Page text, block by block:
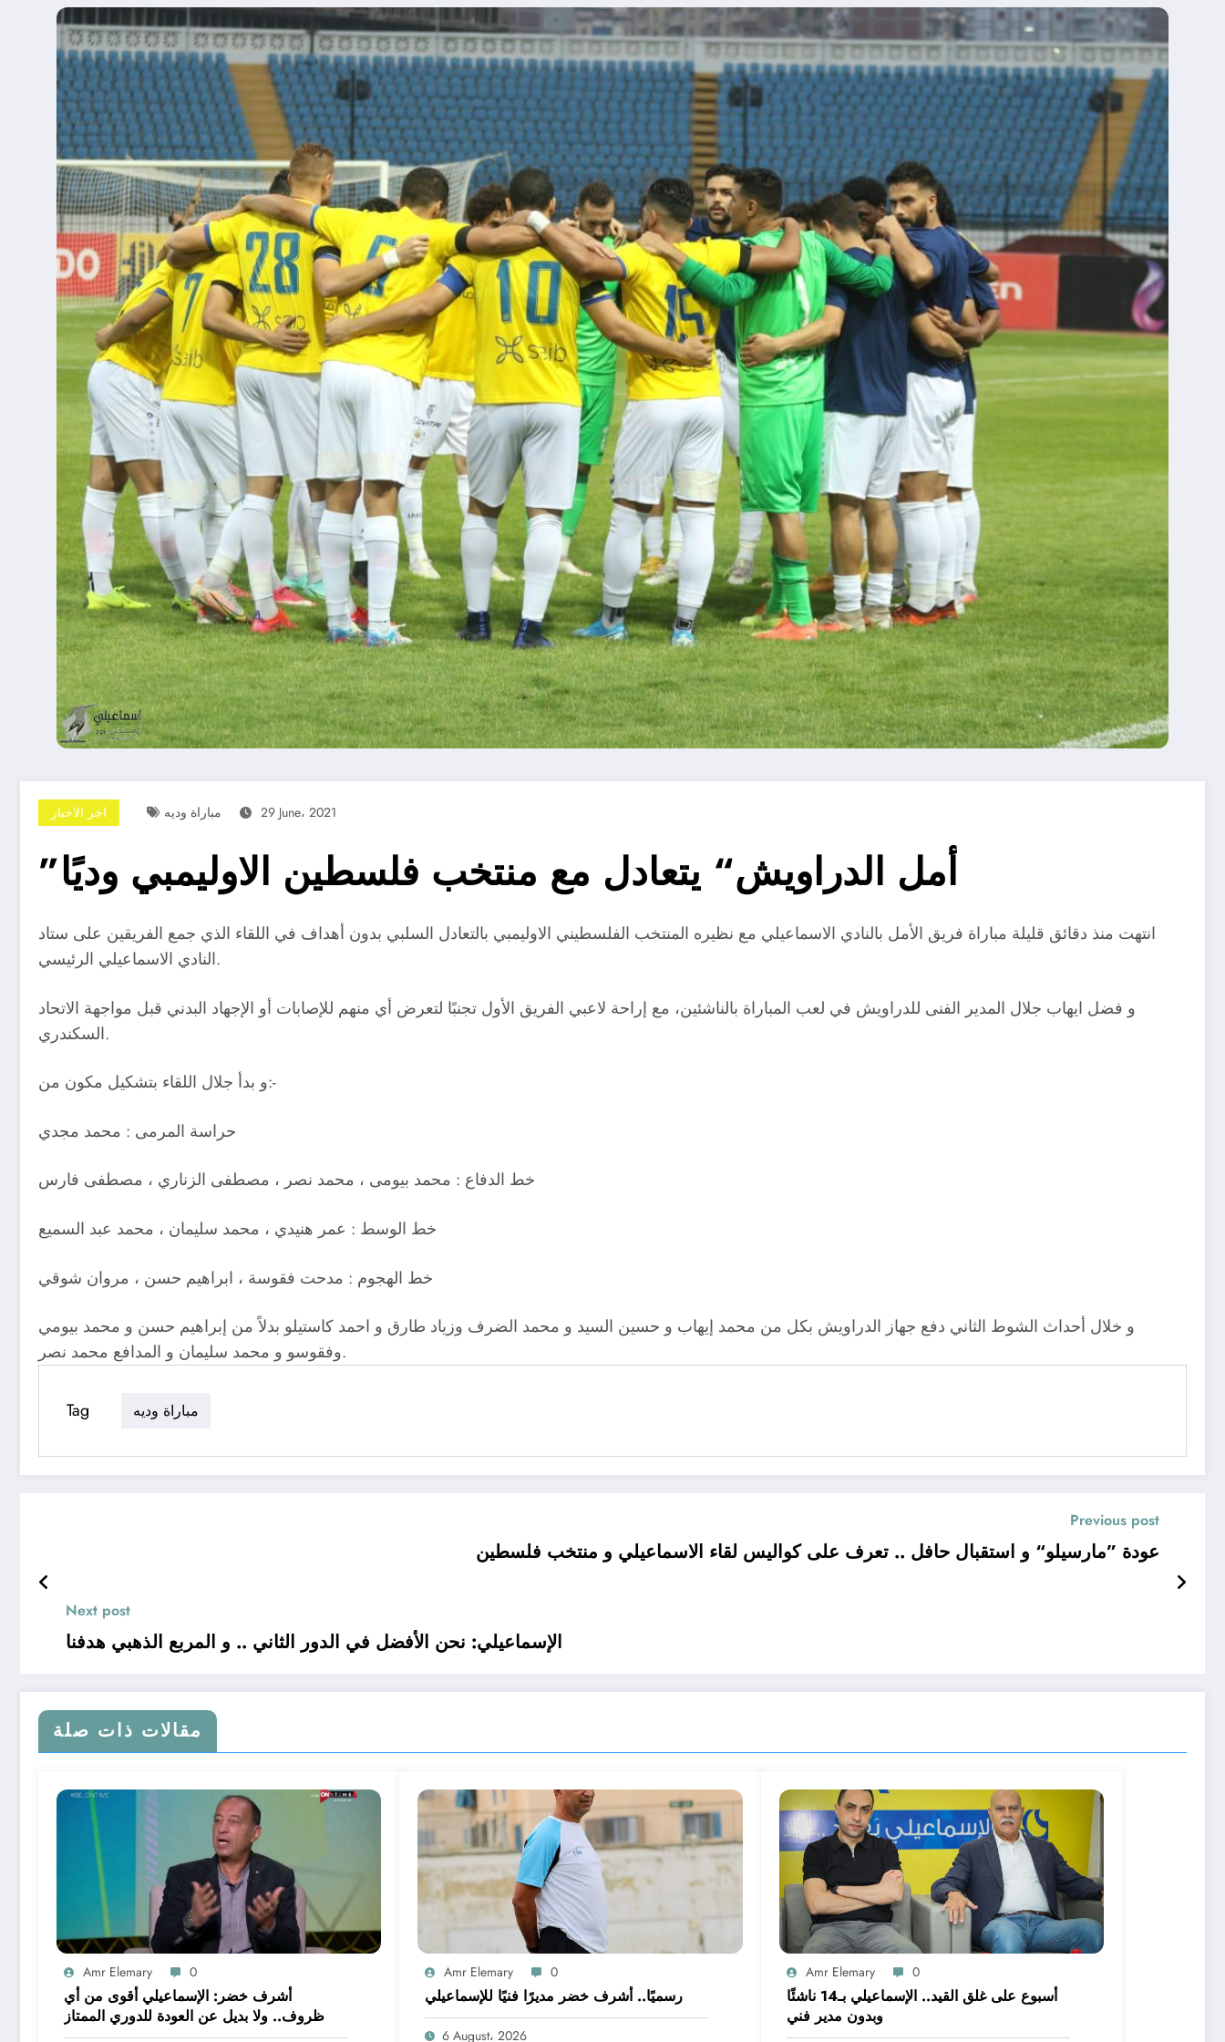
اخر الاخبار مباراة وديه 29 June، 2021
”أمل الدراويش“ يتعادل مع منتخب فلسطين الاوليمبي وديًا
انتهت منذ دقائق قليلة مباراة فريق الأمل بالنادي الاسماعيلي مع نظيره المنتخب الفلسطيني الاوليمبي بالتعادل السلبي بدون أهداف في اللقاء الذي جمع الفريقين على ستاد
النادي الاسماعيلي الرئيسي.
و فضل ايهاب جلال المدير الفنى للدراويش في لعب المباراة بالناشئين، مع إراحة لاعبي الفريق الأول تجنبًا لتعرض أي منهم للإصابات أو الإجهاد البدني قبل مواجهة الاتحاد
السكندري.
و بدأ جلال اللقاء بتشكيل مكون من:-
حراسة المرمى : محمد مجدي
خط الدفاع : محمد بيومى ، محمد نصر ، مصطفى الزناري ، مصطفى فارس
خط الوسط : عمر هنيدي ، محمد سليمان ، محمد عبد السميع
خط الهجوم : مدحت فقوسة ، ابراهيم حسن ، مروان شوقي
و خلال أحداث الشوط الثاني دفع جهاز الدراويش بكل من محمد إيهاب و حسين السيد و محمد الضرف وزياد طارق و احمد كاستيلو بدلاً من إبراهيم حسن و محمد بيومي
وفقوسو و محمد سليمان و المدافع محمد نصر.
Tag مباراة وديه
Previous post
عودة ”مارسيلو“ و استقبال حافل .. تعرف على كواليس لقاء الاسماعيلي و منتخب فلسطين
Next post
الإسماعيلي: نحن الأفضل في الدور الثاني .. و المربع الذهبي هدفنا
مقالات ذات صلة
Amr Elemary 0
أشرف خضر: الإسماعيلي أقوى من أي
ظروف.. ولا بديل عن العودة للدوري الممتاز
Amr Elemary 0
رسميًا.. أشرف خضر مديرًا فنيًا للإسماعيلي
6 August، 2026
Amr Elemary 0
أسبوع على غلق القيد.. الإسماعيلي بـ14 ناشئًا
وبدون مدير فني